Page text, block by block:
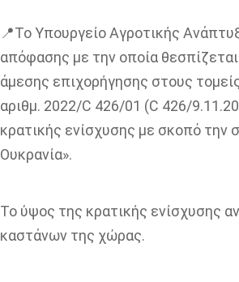
📍Το Υπουργείο Αγροτικής
απόφασης με την οποία
άμεσης επιχορήγησης στους
αριθμ. 2022/C 426/01 (C 426/
κρατικής ενίσχυσης με σκοπό την
Ουκρανία».
Το ύψος της κρατικής ενίσχυσης
καστάνων της χώρας.